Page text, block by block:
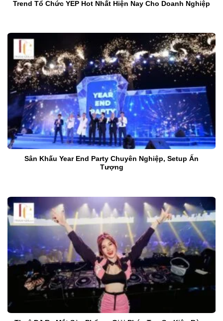
Trend Tổ Chức YEP Hot Nhất Hiện Nay Cho Doanh Nghiệp
Sân Khấu Year End Party Chuyên Nghiệp, Setup Ấn
Tượng